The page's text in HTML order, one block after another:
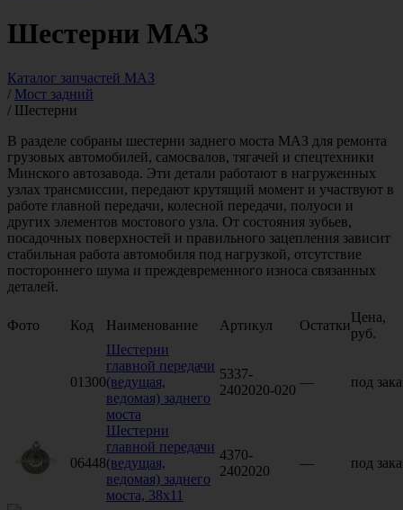
Шестерни МАЗ
Каталог запчастей МАЗ
/ Мост задний
/ Шестерни
В разделе собраны шестерни заднего моста МАЗ для ремонта
грузовых автомобилей, самосвалов, тягачей и спецтехники
Минского автозавода. Эти детали работают в нагруженных
узлах трансмиссии, передают крутящий момент и участвуют в
работе главной передачи, колесной передачи, полуоси и
других элементов мостового узла. От состояния зубьев,
посадочных поверхностей и правильного зацепления зависит
стабильная работа автомобиля под нагрузкой, отсутствие
постороннего шума и преждевременного износа связанных
деталей.
Фото Код Наименование Артикул Остатки
Цена,
руб.
01300
Шестерни
главной передачи
(ведущая,
ведомая) заднего
моста
5337-
2402020-020
— под
06448
Шестерни
главной передачи
(ведущая,
ведомая) заднего
моста, 38х11
4370-
2402020
— под